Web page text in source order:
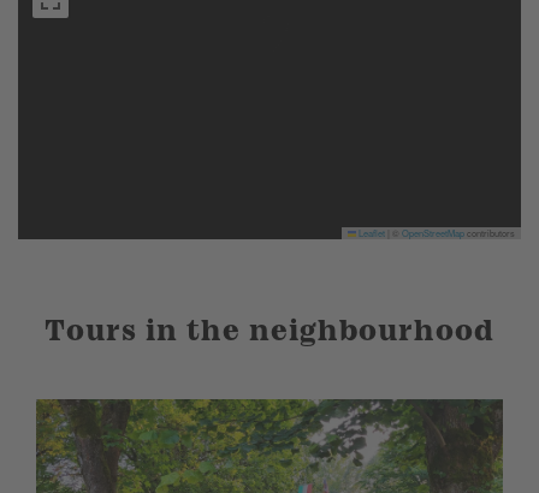
Leaflet OpenStreetMapcontributors
Tours in the neighbourhood